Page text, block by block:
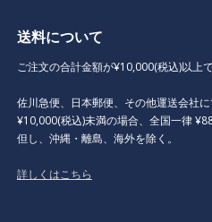
送料について
ご注文の合計金額が¥10,000(税込)以上で
佐川急便、日本郵便、その他運送会社に
¥10,000(税込)未満の場合、全国一律
但し、沖縄・離島、海外を除く。
詳しくはこちら